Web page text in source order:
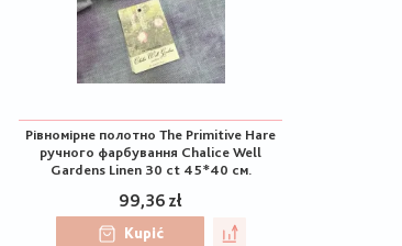
Рівномірне полотно The Primitive Hare
ручного фарбування Chalice Well
Gardens Linen 30 ct 45*40 см.
99,36 zł
Kupić